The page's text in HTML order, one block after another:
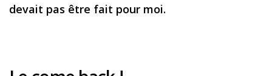
devait pas être fait pour moi.